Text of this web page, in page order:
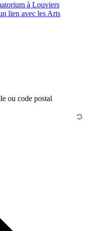
à Louviers
lien avec les Arts
ou code postal